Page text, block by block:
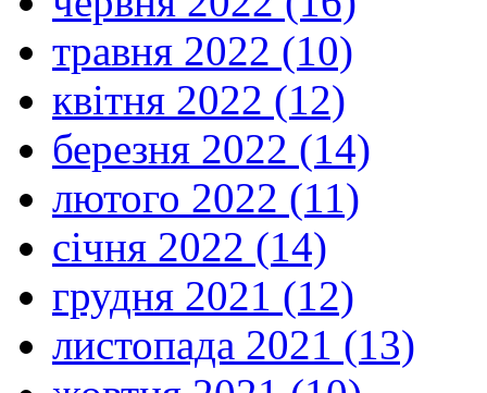
травня 2022 (10)
квітня 2022 (12)
березня 2022 (14)
лютого 2022 (11)
січня 2022 (14)
грудня 2021 (12)
листопада 2021 (13)